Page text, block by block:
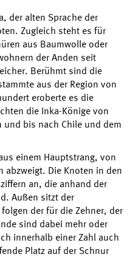
der alten Sprache der
Zugleich steht es für
aus Baumwolle oder
der Anden seit
Berühmt sind die
aus der Region von
eroberte es die
die Inka-Könige von
und bis nach Chile und dem
einem Hauptstrang, von
abzweigt. Die Knoten in den
an, die anhand der
Außen sitzt der
der für die Zehner, der
sind dabei mehr oder
innerhalb einer Zahl auch
Platz auf der Schnur